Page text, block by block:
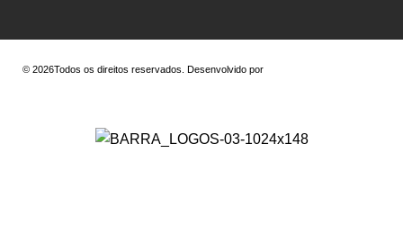
© 2026Todos os direitos reservados. Desenvolvido por